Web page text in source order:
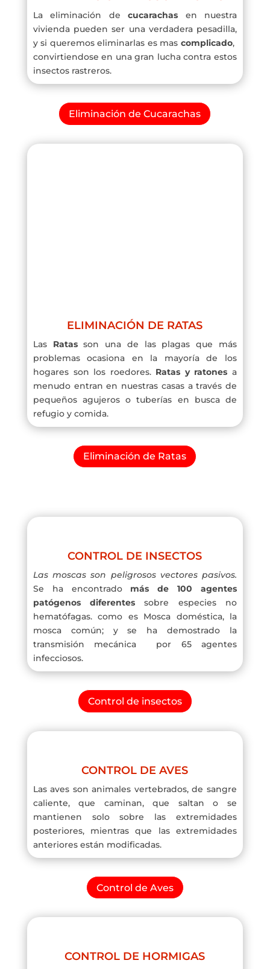
La eliminación decucarachas en nuestra
vivienda pueden ser una verdadera pesadilla,
y si queremos eliminarlas es mas complicado,
convirtiendose en una gran lucha contra estos
insectos rastreros.
Eliminación de Cucarachas
ELIMINACIÓN DE RATAS
Las Ratasson una de las plagas que más
problemas ocasiona en la mayoría de los
hogares son los roedores. Ratas y ratones a
menudo entran en nuestras casas a través de
pequeños agujeros o tuberías en busca de
refugio y comida.
Eliminación de Ratas
CONTROL DE INSECTOS
Las moscas son peligrosos vectores pasivos.
Se ha encontrado más de 100 agentes
patógenos diferentes sobre especies no
hematófagas. como es Mosca doméstica, la
mosca común; y se ha demostrado la
transmisión mecánica por 65 agentes
infecciosos.
Control de insectos
CONTROL DE AVES
Las aves son animales vertebrados, de sangre
caliente, que caminan, que saltan o se
mantienen solo sobre las extremidades
posteriores, mientras que las extremidades
anteriores están modificadas.
Control de Aves
CONTROL DE HORMIGAS